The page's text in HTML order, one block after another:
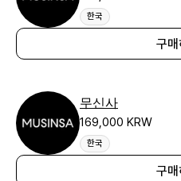
한국
구매
무신사
169,000 KRW
한국
구매